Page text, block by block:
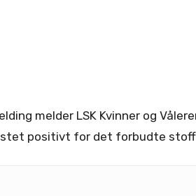
melder LSK Kvinner og
positivt for det forbudte